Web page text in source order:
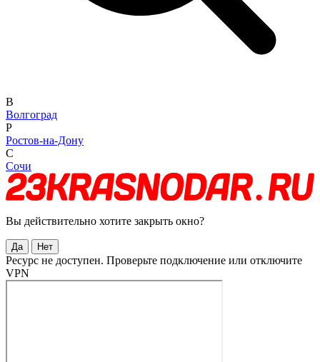
В
Волгоград
Р
Ростов-на-Дону
С
Сочи
Вы действительно хотите закрыть окно?
Да Нет
Ресурс не доступен. Проверьте подключение или отключите
VPN